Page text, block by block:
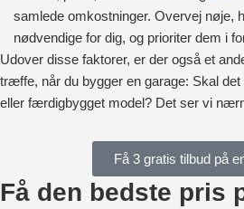
samlede omkostninger. Overvej nøje,
nødvendige for dig, og prioriter dem i
Udover disse faktorer, er der også et
træffe, når du bygger en garage: Skal
eller færdigbygget model? Det ser vi
Få 3 gratis tilbud på
Få den bedste pris